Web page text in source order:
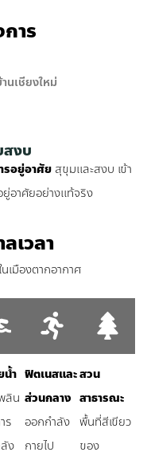
าร
สงบ
รอยู่อาศัย สุขุมและสงบ เข้า
อาศัยอย่างแท้จริง
เวลา
เมืองตากอากาศ​
น้ำ
ลิน
ร
ง
ฟิตเนสและ
ส่วนกลาง
ออกกำลัง
กายไป
สวน
สาธารณะ
พื้นที่สีเขียว
ของ